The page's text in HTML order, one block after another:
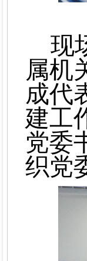
现
属机
成代
建工
党委
织党